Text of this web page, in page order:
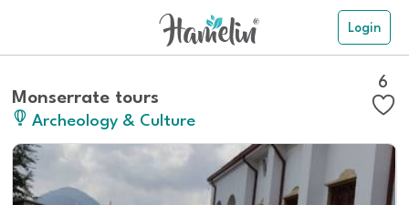
Login
Monserrate tours
Archeology & Culture
6